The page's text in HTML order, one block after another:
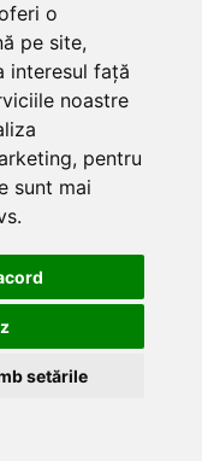
o
pe site,
interesul față
noastre
, pentru
sunt mai
.
setările
DISC DCKC-16 DN